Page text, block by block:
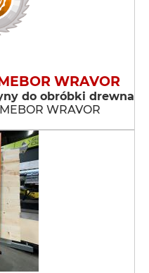
WRAVOR
do obróbki drewna
WRAVOR